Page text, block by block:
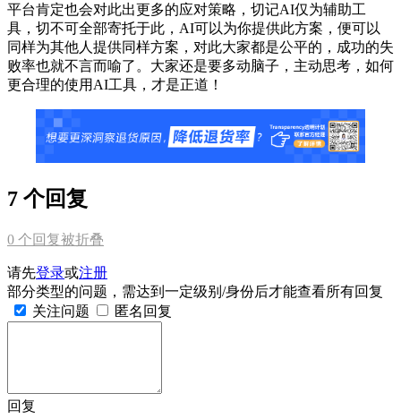
平台肯定也会对此出更多的应对策略，切记AI仅为辅助工
具，切不可全部寄托于此，AI可以为你提供此方案，便可以
同样为其他人提供同样方案，对此大家都是公平的，成功的失
败率也就不言而喻了。大家还是要多动脑子，主动思考，如何
更合理的使用AI工具，才是正道！
7 个回复
0 个回复被折叠
请先登录或注册
部分类型的问题，需达到一定级别/身份后才能查看所有回复
关注问题
匿名回复
回复